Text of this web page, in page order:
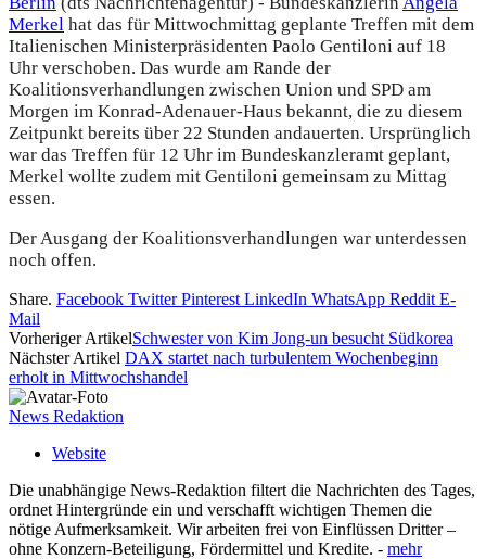
Merkel hat das für Mittwochmittag geplante Treffen mit dem
Italienischen Ministerpräsidenten Paolo Gentiloni auf 18
Uhr verschoben. Das wurde am Rande der
Koalitionsverhandlungen zwischen Union und SPD am
Morgen im Konrad-Adenauer-Haus bekannt, die zu diesem
Zeitpunkt bereits über 22 Stunden andauerten. Ursprünglich
war das Treffen für 12 Uhr im Bundeskanzleramt geplant,
Merkel wollte zudem mit Gentiloni gemeinsam zu Mittag
essen.
Der Ausgang der Koalitionsverhandlungen war unterdessen
noch offen.
Share. Facebook Twitter Pinterest LinkedIn WhatsApp Reddit E-
Mail
Vorheriger ArtikelSchwester von Kim Jong-un besucht Südkorea
Nächster Artikel DAX startet nach turbulentem Wochenbeginn
erholt in Mittwochshandel
News Redaktion
Website
Die unabhängige News-Redaktion filtert die Nachrichten des Tages,
ordnet Hintergründe ein und verschafft wichtigen Themen die
nötige Aufmerksamkeit. Wir arbeiten frei von Einflüssen Dritter –
ohne Konzern-Beteiligung, Fördermittel und Kredite. - mehr